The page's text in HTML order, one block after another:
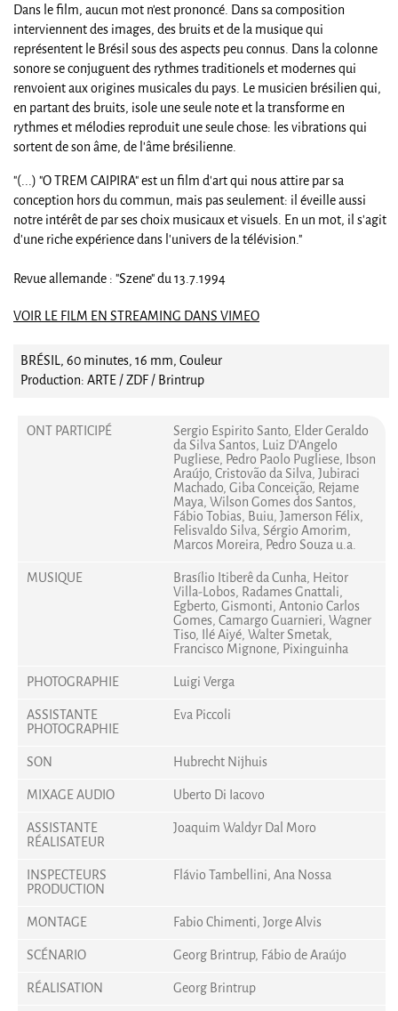
Dans le film, aucun mot n'est prononcé. Dans sa composition
interviennent des images, des bruits et de la musique qui
représentent le Brésil sous des aspects peu connus. Dans la colonne
sonore se conjuguent des rythmes traditionels et modernes qui
renvoient aux origines musicales du pays. Le musicien brésilien qui,
en partant des bruits, isole une seule note et la transforme en
rythmes et mélodies reproduit une seule chose: les vibrations qui
sortent de son âme, de l'âme brésilienne.
"(...) "O TREM CAIPIRA" est un film d'art qui nous attire par sa
conception hors du commun, mais pas seulement: il éveille aussi
notre intérêt de par ses choix musicaux et visuels. En un mot, il s'agit
d'une riche expérience dans l'univers de la télévision."
Revue allemande : "Szene" du 13.7.1994
VOIR LE FILM EN STREAMING DANS VIMEO
BRÉSIL, 60 minutes, 16 mm, Couleur
Production: ARTE / ZDF / Brintrup
ONT PARTICIPÉ
Sergio Espirito Santo, Elder Geraldo
da Silva Santos, Luiz D'Angelo
Pugliese, Pedro Paolo Pugliese, Ibson
Araújo, Cristovão da Silva, Jubiraci
Machado, Giba Conceição, Rejame
Maya, Wilson Gomes dos Santos,
Fábio Tobias, Buiu, Jamerson Félix,
Felisvaldo Silva, Sérgio Amorim,
Marcos Moreira, Pedro Souza u.a.
MUSIQUE
Brasílio Itiberê da Cunha, Heitor
Villa-Lobos, Radames Gnattali,
Egberto, Gismonti, Antonio Carlos
Gomes, Camargo Guarnieri, Wagner
Tiso, Ilé Aiyé, Walter Smetak,
Francisco Mignone, Pixinguinha
PHOTOGRAPHIE
Luigi Verga
ASSISTANTE
PHOTOGRAPHIE
Eva Piccoli
SON
Hubrecht Nijhuis
MIXAGE AUDIO
Uberto Di Iacovo
ASSISTANTE
RÉALISATEUR
Joaquim Waldyr Dal Moro
INSPECTEURS
PRODUCTION
Flávio Tambellini, Ana Nossa
MONTAGE
Fabio Chimenti, Jorge Alvis
SCÉNARIO
Georg Brintrup, Fábio de Araújo
RÉALISATION
Georg Brintrup